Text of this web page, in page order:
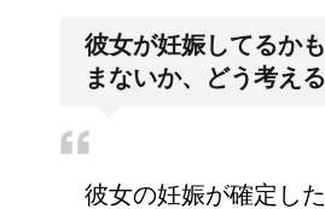
彼女が妊娠してるか
まないか、どう考え
彼女の妊娠が確定し